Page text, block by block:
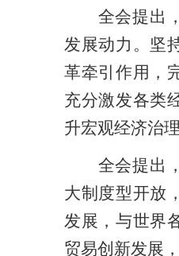
全会提出，
发展动力。坚
革牵引作用，
充分激发各类
升宏观经济治
全会提出，
大制度型开放
发展，与世界
贸易创新发展